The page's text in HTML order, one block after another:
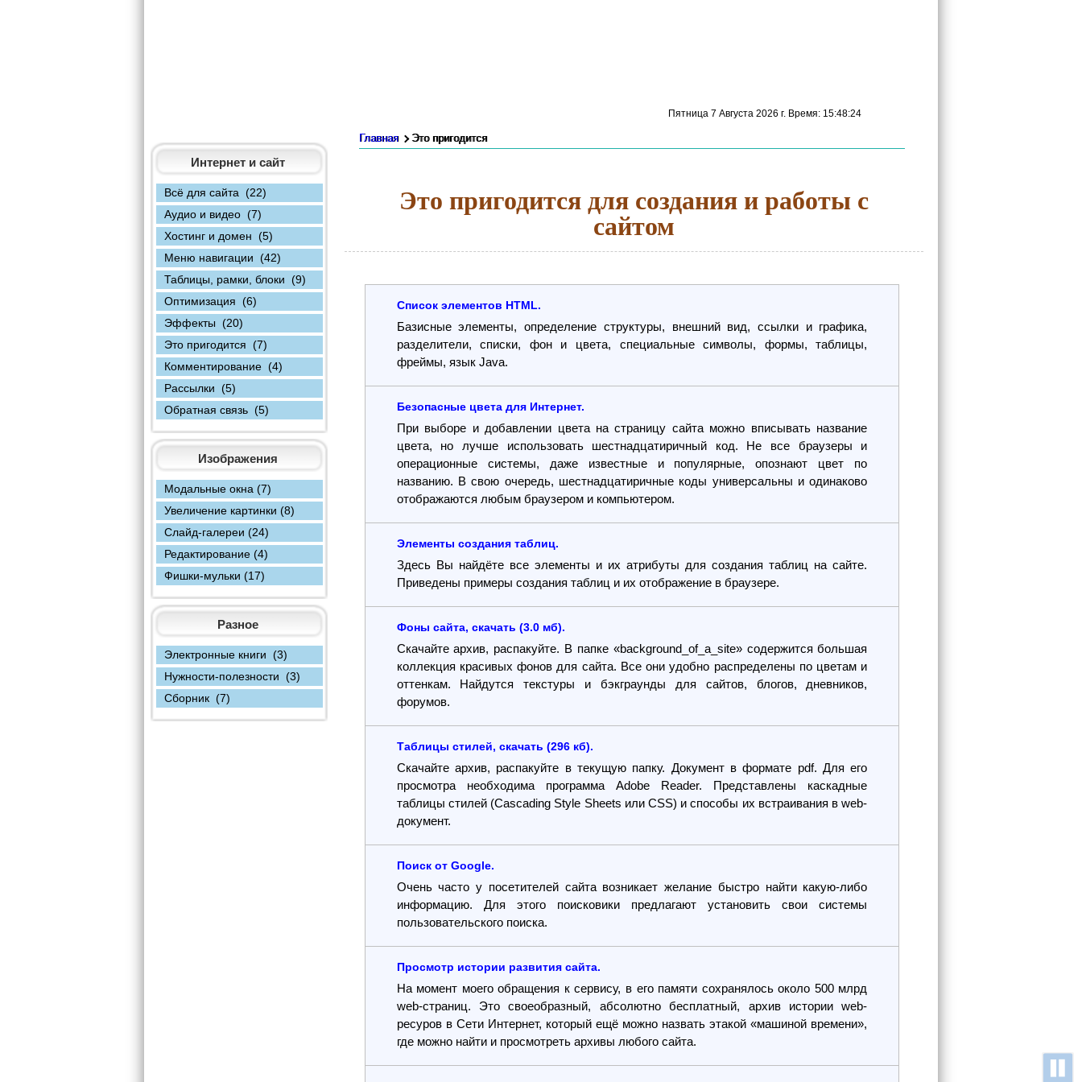
Пятница 7 Августа 2026 г. Время: 15:48:25
Интернет и сайт
Всё для сайта (22)
Аудио и видео (7)
Хостинг и домен (5)
Меню навигации (42)
Таблицы, рамки, блоки (9)
Оптимизация (6)
Эффекты (20)
Это пригодится (7)
Комментирование (4)
Рассылки (5)
Обратная связь (5)
Изображения
Модальные окна (7)
Увеличение картинки (8)
Слайд-галереи (24)
Редактирование (4)
Фишки-мульки (17)
Разное
Электронные книги (3)
Нужности-полезности (3)
Сборник (7)
Главная Это пригодится
Это пригодится для создания и работы с
сайтом
Список элементов HTML.
Базисные элементы, определение структуры, внешний вид, ссылки и графика,
разделители, списки, фон и цвета, специальные символы, формы, таблицы,
фреймы, язык Java.
Безопасные цвета для Интернет.
При выборе и добавлении цвета на страницу сайта можно вписывать название
цвета, но лучше использовать шестнадцатиричный код. Не все браузеры и
операционные системы, даже известные и популярные, опознают цвет по
названию. В свою очередь, шестнадцатиричные коды универсальны и одинаково
отображаются любым браузером и компьютером.
Элементы создания таблиц.
Здесь Вы найдёте все элементы и их атрибуты для создания таблиц на сайте.
Приведены примеры создания таблиц и их отображение в браузере.
Фоны сайта, скачать (3.0 мб).
Скачайте архив, распакуйте. В папке «background_of_a_site» содержится большая
коллекция красивых фонов для сайта. Все они удобно распределены по цветам и
оттенкам. Найдутся текстуры и бэкграунды для сайтов, блогов, дневников,
форумов.
Таблицы стилей, скачать (296 кб).
Скачайте архив, распакуйте в текущую папку. Документ в формате pdf. Для его
просмотра необходима программа Adobe Reader. Представлены каскадные
таблицы стилей (Cascading Style Sheets или CSS) и способы их встраивания в web-
документ.
Поиск от Google.
Очень часто у посетителей сайта возникает желание быстро найти какую-либо
информацию. Для этого поисковики предлагают установить свои системы
пользовательского поиска.
Просмотр истории развития сайта.
На момент моего обращения к сервису, в его памяти сохранялось около 500 млрд
web-страниц. Это своеобразный, абсолютно бесплатный, архив истории web-
ресуров в Сети Интернет, который ещё можно назвать этакой «машиной времени»,
где можно найти и просмотреть архивы любого сайта.